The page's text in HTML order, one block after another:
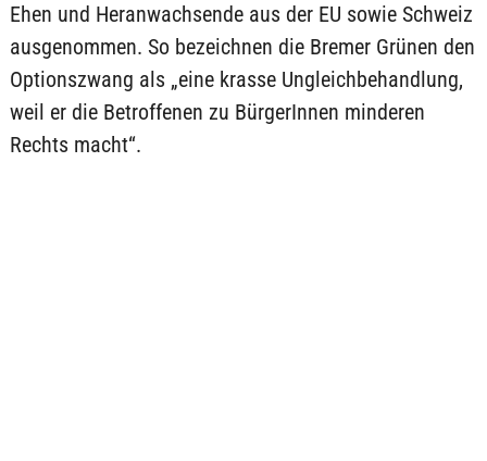
Ehen und Heranwachsende aus der EU sowie Schweiz
ausgenommen. So bezeichnen die Bremer Grünen den
Optionszwang als „eine krasse Ungleichbehandlung,
weil er die Betroffenen zu BürgerInnen minderen
Rechts macht“.